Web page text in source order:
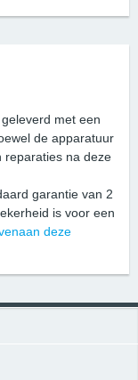
met een
de apparatuur
reparaties na deze
garantie van 2
is voor een
deze